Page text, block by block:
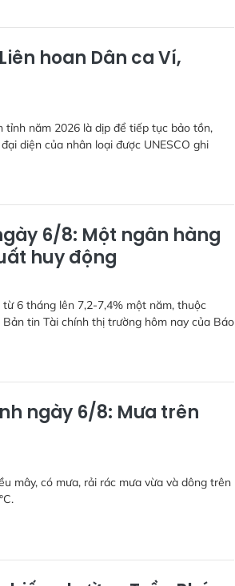
hoan Dân ca Ví,
tỉnh năm 2026 là dịp để tiếp tục bảo tồn,
diện của nhân loại được UNESCO ghi
6/8: Một ngân hàng
huy động
6 tháng lên 7,2-7,4% một năm, thuộc
tin Tài chính thị trường hôm nay của Báo
ngày 6/8: Mưa trên
mây, có mưa, rải rác mưa vừa và dông trên